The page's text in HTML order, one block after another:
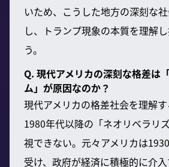
いため、こうした地方の深刻な
し、トランプ現象の本質を理解
う。
Q. 現代アメリカの深刻な格差は
ム」が原因なのか？
現代アメリカの格差社会を理解す
1980年代以降の「ネオリベラリ
視できない。元々アメリカは
受け、政府が経済に積極的に介